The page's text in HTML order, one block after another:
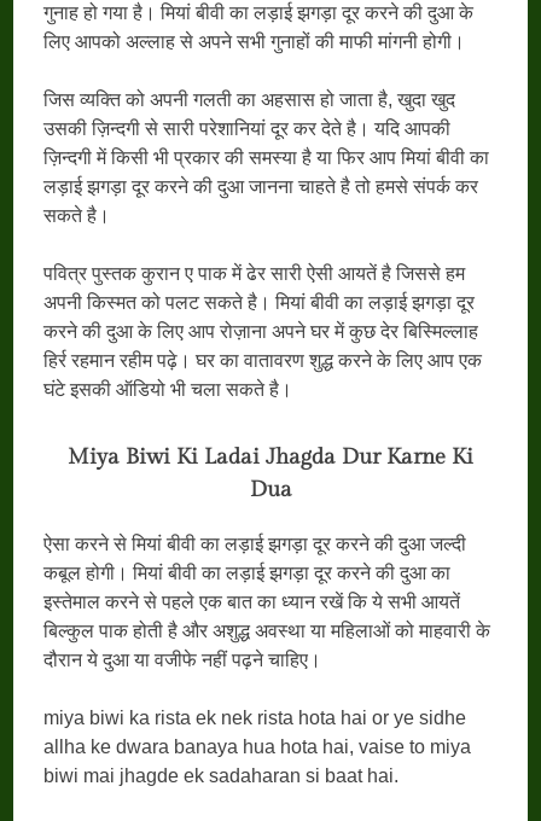
गुनाह हो गया है। मियां बीवी का लड़ाई झगड़ा दूर करने की दुआ के
लिए आपको अल्लाह से अपने सभी गुनाहों की माफी मांगनी होगी।
जिस व्यक्ति को अपनी गलती का अहसास हो जाता है, खुदा खुद
उसकी ज़िन्दगी से सारी परेशानियां दूर कर देते है। यदि आपकी
ज़िन्दगी में किसी भी प्रकार की समस्या है या फिर आप मियां बीवी का
लड़ाई झगड़ा दूर करने की दुआ जानना चाहते है तो हमसे संपर्क कर
सकते है।
पवित्र पुस्तक कुरान ए पाक में ढेर सारी ऐसी आयतें है जिससे हम
अपनी किस्मत को पलट सकते है। मियां बीवी का लड़ाई झगड़ा दूर
करने की दुआ के लिए आप रोज़ाना अपने घर में कुछ देर बिस्मिल्लाह
हिर्र रहमान रहीम पढ़े। घर का वातावरण शुद्ध करने के लिए आप एक
घंटे इसकी ऑडियो भी चला सकते है।
Miya Biwi Ki Ladai Jhagda Dur Karne Ki
Dua
ऐसा करने से मियां बीवी का लड़ाई झगड़ा दूर करने की दुआ जल्दी
कबूल होगी। मियां बीवी का लड़ाई झगड़ा दूर करने की दुआ का
इस्तेमाल करने से पहले एक बात का ध्यान रखें कि ये सभी आयतें
बिल्कुल पाक होती है और अशुद्ध अवस्था या महिलाओं को माहवारी के
दौरान ये दुआ या वजीफे नहीं पढ़ने चाहिए।
miya biwi ka rista ek nek rista hota hai or ye sidhe
allha ke dwara banaya hua hota hai, vaise to miya
biwi mai jhagde ek sadaharan si baat hai.